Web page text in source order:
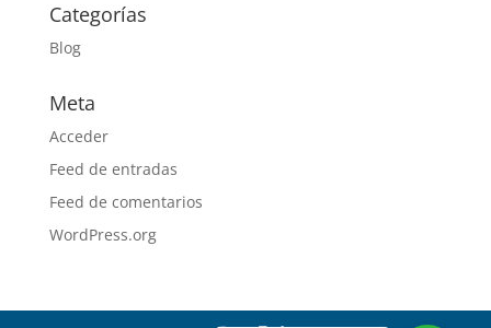
Categorías
Blog
Meta
Acceder
Feed de entradas
Feed de comentarios
WordPress.org